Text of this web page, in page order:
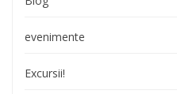
evenimente
Excursii!